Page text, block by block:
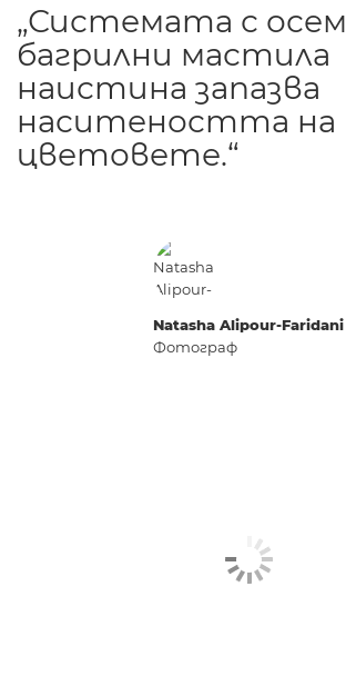
Natasha Alipour-Faridani
Фотограф
„Системата с осем
багрилни мастила
наистина запазва
наситеността на
цветовете.“